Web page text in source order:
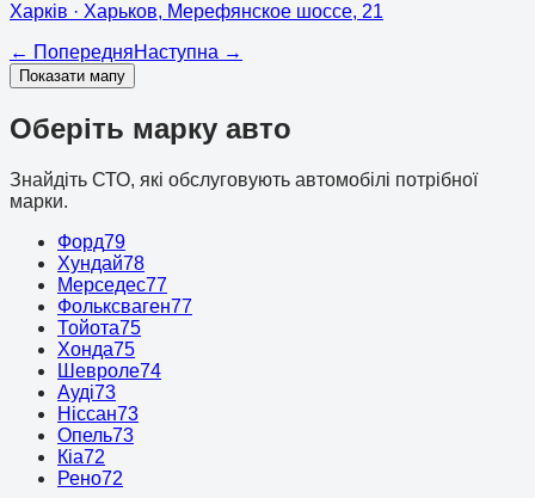
Харків · Харьков, Мерефянское шоссе, 21
← ПопередняНаступна →
Показати мапу
Оберіть марку авто
Знайдіть СТО, які обслуговують автомобілі потрібної
марки.
Форд79
Хундай78
Мерседес77
Фольксваген77
Тойота75
Хонда75
Шевроле74
Ауді73
Ніссан73
Опель73
Кіа72
Рено72